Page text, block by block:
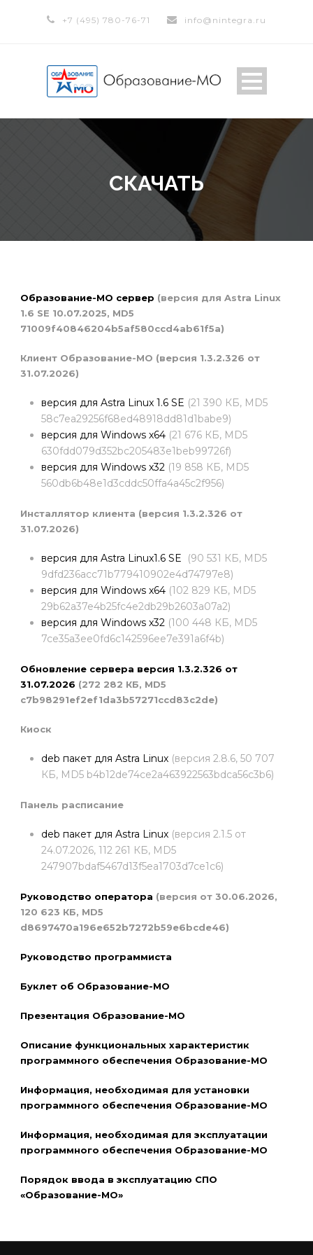
+7 (495) 780-76-71 info@nintegra.ru
СКАЧАТЬ
Образование-МО сервер (версия для Astra Linux
1.6 SE 10.07.2025, MD5
71009f40846204b5af580ccd4ab61f5a)
Клиент Образование-МО (версия 1.3.2.326 от
31.07.2026)
версия для Astra Linux 1.6 SE (21 390 КБ, MD5
58c7ea29256f68ed48918dd81d1babe9)
версия для Windows x64 (21 676 КБ, MD5
630fdd079d352bc205483e1beb99726f)
версия для Windows x32 (19 858 КБ, MD5
560db6b48e1d3cddc50ffa4a45c2f956)
Инсталлятор клиента (версия 1.3.2.326 от
31.07.2026)
версия для Astra Linux1.6 SE (90 531 КБ, MD5
9dfd236acc71b779410902e4d74797e8)
версия для Windows x64 (102 829 КБ, MD5
29b62a37e4b25fc4e2db29b2603a07a2)
версия для Windows x32 (100 448 КБ, MD5
7ce35a3ee0fd6c142596ee7e391a6f4b)
Обновление сервера версия 1.3.2.326 от
31.07.2026 (272 282 КБ, MD5
c7b98291ef2ef1da3b57271ccd83c2de)
Киоск
deb пакет для Astra Linux (версия 2.8.6, 50 707
КБ, MD5 b4b12de74ce2a463922563bdca56c3b6)
Панель расписание
deb пакет для Astra Linux (версия 2.1.5 от
24.07.2026, 112 261 КБ, MD5
247907bdaf5467d13f5ea1703d7ce1c6)
Руководство оператора (версия от 30.06.2026,
120 623 КБ, MD5
d8697470a196e652b7272b59e6bcde46)
Руководство программиста
Буклет об Образование-МО
Презентация Образование-МО
Описание функциональных характеристик
программного обеспечения Образование-МО
Информация, необходимая для установки
программного обеспечения Образование-МО
Информация, необходимая для эксплуатации
программного обеспечения Образование-МО
Порядок ввода в эксплуатацию СПО
«Образование-МО»